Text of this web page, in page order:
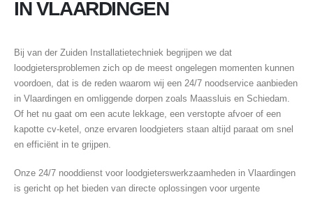
IN VLAARDINGEN
Bij van der Zuiden Installatietechniek begrijpen we dat
loodgietersproblemen zich op de meest ongelegen momenten kunnen
voordoen, dat is de reden waarom wij een 24/7 noodservice aanbieden
in Vlaardingen en omliggende dorpen zoals Maassluis en Schiedam.
Of het nu gaat om een ​​acute lekkage, een verstopte afvoer of een
kapotte cv-ketel, onze ervaren loodgieters staan altijd paraat om snel
en efficiënt in te grijpen.
Onze 24/7 nooddienst voor loodgieterswerkzaamheden in Vlaardingen
is gericht op het bieden van directe oplossingen voor urgente